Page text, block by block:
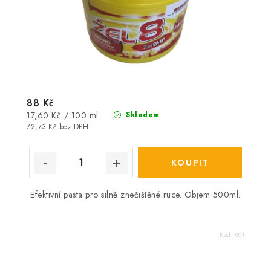
Skladem
72,73 Kč bez DPH
88 Kč
Měrná
cena:
17,60 Kč / 100 ml
Efektivní pasta pro silně znečištěné ruce. Objem 500ml.
Kód: 801